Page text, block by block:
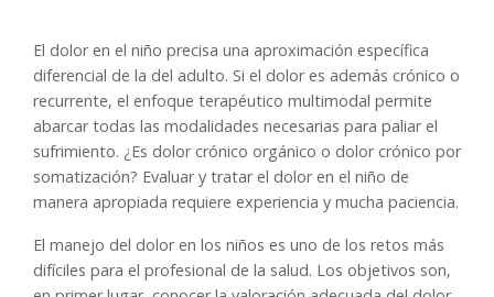
El dolor en el niño precisa una aproximación específica
diferencial de la del adulto. Si el dolor es además crónico o
recurrente, el enfoque terapéutico multimodal permite
abarcar todas las modalidades necesarias para paliar el
sufrimiento. ¿Es dolor crónico orgánico o dolor crónico por
somatización? Evaluar y tratar el dolor en el niño de
manera apropiada requiere experiencia y mucha paciencia.
El manejo del dolor en los niños es uno de los retos más
difíciles para el profesional de la salud. Los objetivos son,